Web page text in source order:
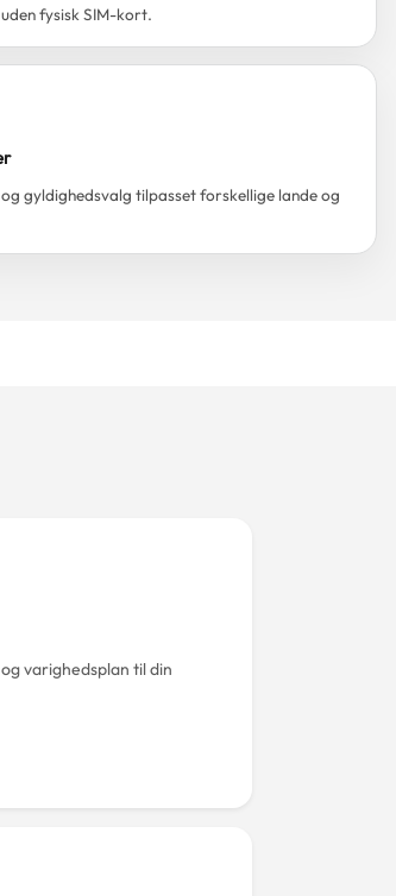
fysisk SIM-kort.
gyldighedsvalg tilpasset forskellige lande og
varighedsplan til din